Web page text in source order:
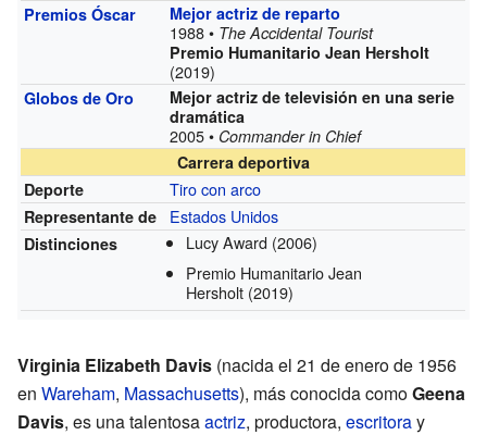
Premios Óscar
Mejor actriz de reparto
1988 • The Accidental Tourist
Premio Humanitario Jean Hersholt
(2019)
Globos de Oro
Mejor actriz de televisión en una serie
dramática
2005 • Commander in Chief
Carrera deportiva
Deporte
Tiro con arco
Representante de Estados Unidos
Distinciones Lucy Award (2006)
Premio Humanitario Jean
Hersholt (2019)
Virginia Elizabeth Davis (nacida el 21 de enero de 1956
en Wareham, Massachusetts), más conocida comoGeena
Davis, es una talentosaactriz, productora, escritoray